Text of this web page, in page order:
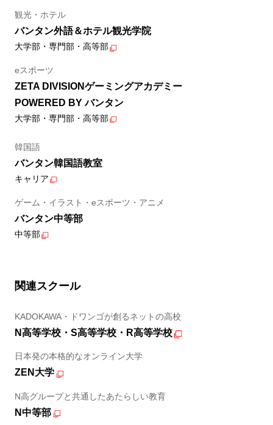
観光・ホテル
バンタン外語＆ホテル観光学院
大学部・専門部・高等部
eスポーツ
ZETA DIVISIONゲーミングアカデミー
POWERED BY バンタン
大学部・専門部・高等部
韓国語
バンタン韓国語教室
キャリア
ゲーム・イラスト・eスポーツ・アニメ
バンタン中等部
中等部
関連スクール
KADOKAWA・ドワンゴが創るネットの高校
N高等学校・S高等学校・R高等学校
日本発の本格的なオンライン大学
ZEN大学
N高グループと共通したあたらしい教育
N中等部